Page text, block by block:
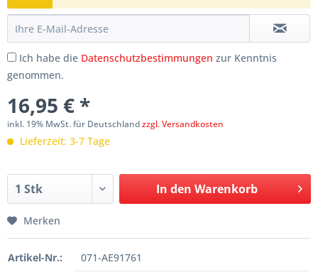
Ich habe die Datenschutzbestimmungen zur Kenntnis
genommen.
16,95 € *
inkl. 19% MwSt. für Deutschlandzzgl. Versandkosten
Lieferzeit: 3-7 Tage
In den Warenkorb
Merken
Artikel-Nr.:
071-AE91761